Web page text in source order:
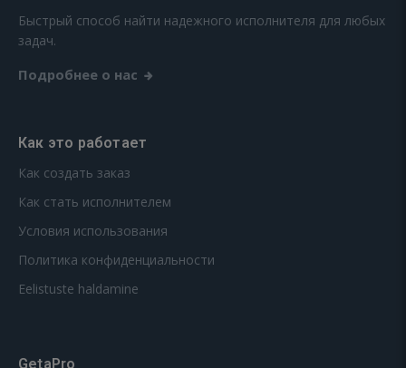
Быстрый способ найти надежного исполнителя для любых
задач.
Подробнее о нас
Как это работает
Как создать заказ
Как стать исполнителем
Условия использования
Политика конфиденциальности
Eelistuste haldamine
GetaPro